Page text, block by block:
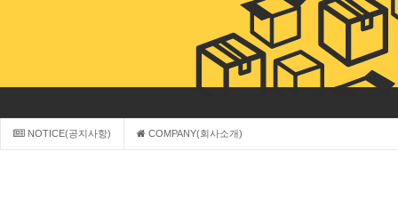
NOTICE(공지사항) COMPANY(회사소개)